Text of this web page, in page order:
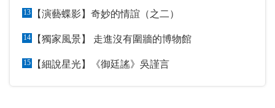
13 【演藝蝶影】奇妙的情誼（之二）
14 【獨家風景】 走進沒有圍牆的博物館
15 【細說星光】《御廷謠》吳謹言